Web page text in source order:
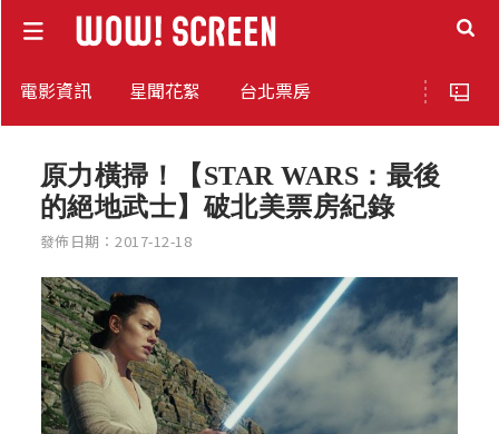
電影資訊 星聞花絮 台北票房
原力橫掃！【STAR WARS：最後
的絕地武士】破北美票房紀錄
發佈日期：2017-12-18